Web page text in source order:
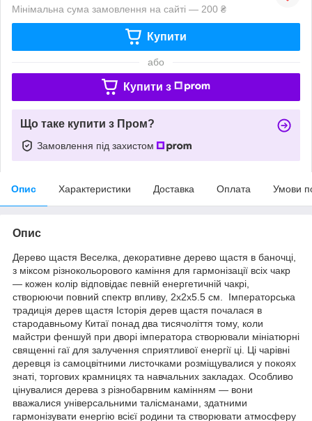
Мінімальна сума замовлення на сайті — 200 ₴
Купити
або
Купити з
Що таке купити з Пром?
Замовлення під захистом
Опис Характеристики Доставка Оплата Умови
Опис
Дерево щастя Веселка, декоративне дерево щастя в баночці,
з міксом різнокольорового каміння для гармонізації всіх чакр
— кожен колір відповідає певній енергетичній чакрі,
створюючи повний спектр впливу, 2х2х5.5 см. Імператорська
традиція дерев щастя Історія дерев щастя почалася в
стародавньому Китаї понад два тисячоліття тому, коли
майстри феншуй при дворі імператора створювали мініатюрні
священні гаї для залучення сприятливої ​​енергії ці. Ці чарівні
деревця із самоцвітними листочками розміщувалися у покоях
знаті, торгових крамницях та навчальних закладах. Особливо
цінувалися дерева з різнобарвним камінням — вони
вважалися універсальними талісманами, здатними
гармонізувати енергію всієї родини та створювати атмосферу